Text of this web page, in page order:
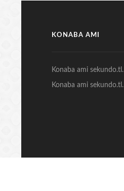
KONABA AMI
Konaba ami sekundo.tl.
Konaba ami sekundo.tl.